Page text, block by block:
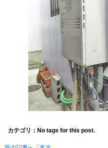
カテゴリ：No tags for this post.